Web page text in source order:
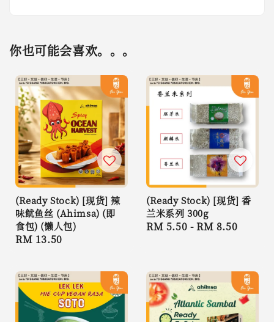
你也可能会喜欢。。。
(Ready Stock) [现货] 辣
味鱿鱼丝 (Ahimsa) (即
食包) (懒人包)
Regular
RM 13.50
(Ready Stock) [现货] 香
兰米系列 300g
Regular
RM 5.50 -RM 8.50